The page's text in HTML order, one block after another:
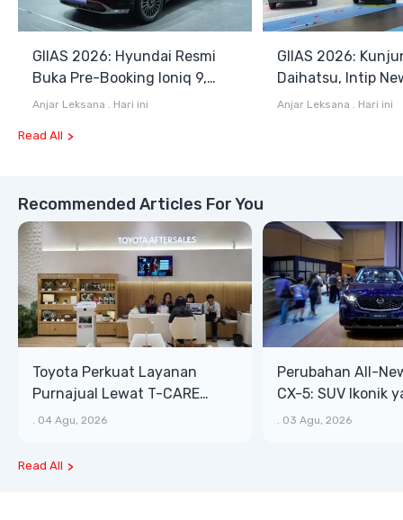
GIIAS 2026: Hyundai Resmi
Buka Pre-Booking Ioniq 9,
Harga Mulai Rp1,49 Miliar
Anjar Leksana Hari ini
GIIAS 2026:
Daihatsu, Intip
Terios SE hingga
Anjar Leksana Hari ini
Read All
Recommended Articles For You
Toyota Perkuat Layanan
Purnajual Lewat T-CARE
XTRA, Manfaat Lebih Besar
04 Agu, 2026
Perubahan All-
CX-5: SUV Ikonik
Bongsor, Mewah,
03 Agu, 2026
Read All